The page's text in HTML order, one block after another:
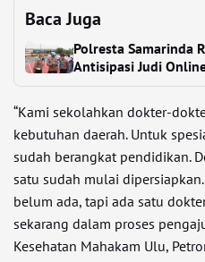
Baca Juga
Polresta Samarinda
Antisipasi Judi
“Kami sekolahkan dokter-
kebutuhan daerah. Untuk
sudah berangkat pendidikan.
satu sudah mulai
belum ada, tapi ada satu
sekarang dalam proses
Kesehatan Mahakam Ulu,